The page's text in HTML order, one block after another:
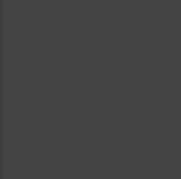
تا با ارائه نظرها و
در چاپ‌های بعدی یاری دهند.